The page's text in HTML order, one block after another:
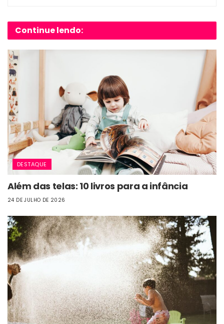
Continue lendo:
DESTAQUE
Além das telas: 10 livros para a infância
24 DE JULHO DE 2026